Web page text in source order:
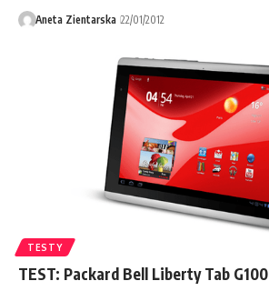
Aneta Zientarska 22/01/2012
TESTY
TEST: Packard Bell Liberty Tab G100